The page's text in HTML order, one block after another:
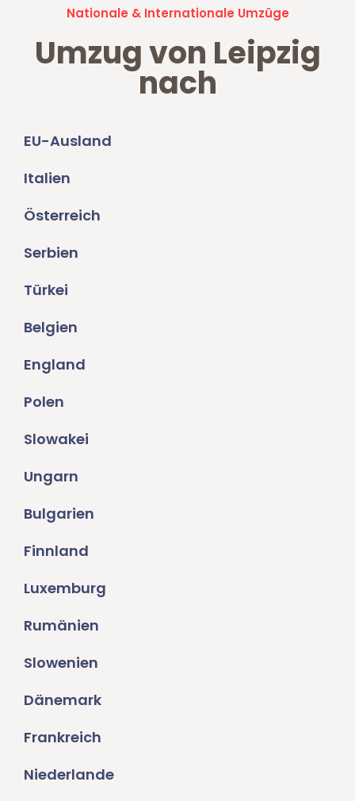
Nationale & Internationale Umzüge
Umzug von Leipzig
nach
EU-Ausland
Italien
Österreich
Serbien
Türkei
Belgien
England
Polen
Slowakei
Ungarn
Bulgarien
Finnland
Luxemburg
Rumänien
Slowenien
Dänemark
Frankreich
Niederlande